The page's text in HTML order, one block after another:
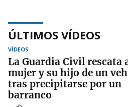
ÚLTIMOS VÍDEOS
VÍDEOS
La Guardia Civil rescata
mujer y su hijo de un
tras precipitarse por un
barranco